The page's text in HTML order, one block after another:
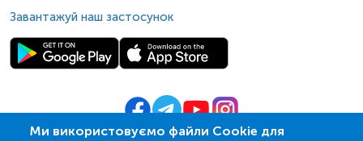
Ми використовуємо файли Cookie для
Завантажуй наш застосунок